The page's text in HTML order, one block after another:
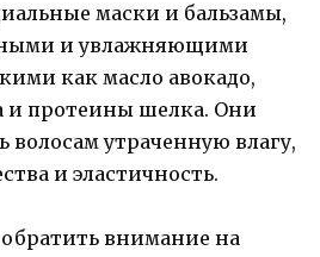
маски и бальзамы,
и увлажняющими
как масло авокадо,
и протеины шелка. Они
волосам утраченную влагу,
и эластичность.
внимание на